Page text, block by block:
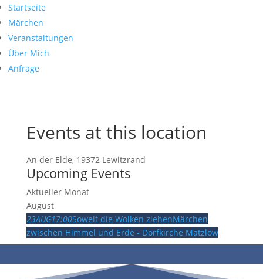
Startseite
Märchen
Veranstaltungen
Über Mich
Anfrage
Events at this location
An der Elde, 19372 Lewitzrand
Upcoming Events
Aktueller Monat
August
23AUG17:00Soweit die Wolken ziehenMärchen
zwischen Himmel und Erde - Dorfkirche Matzlow